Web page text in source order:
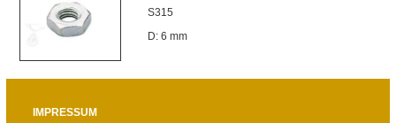
S315
D: 6 mm
IMPRESSUM